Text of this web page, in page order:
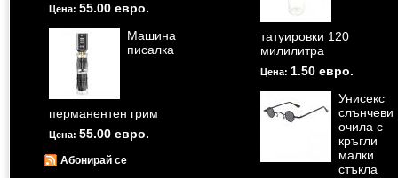
Цена: 55.00 евро.
Машина
писалка
перманентен грим
Цена: 55.00 евро.
Абонирай се
татуировки 120
милилитра
Цена: 1.50 евро.
Унисекс
слънчеви
очила с
кръгли
малки
стъкла